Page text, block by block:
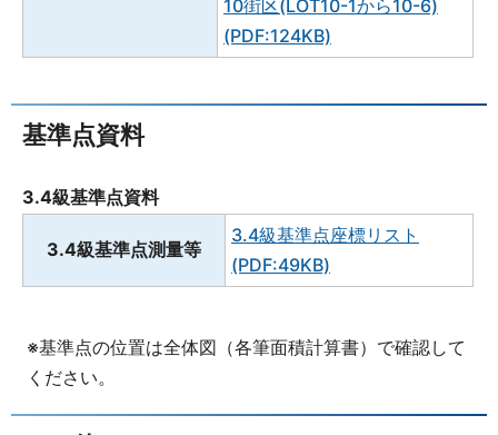
10街区(LOT10-1から10-6)
(PDF:124KB)
基準点資料
3.4級基準点資料
3.4級基準点測量等
3.4級基準点座標リスト
(PDF:49KB)
※基準点の位置は全体図（各筆面積計算書）で確認して
ください。